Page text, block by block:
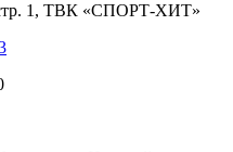
1, ТВК «СПОРТ-ХИТ»